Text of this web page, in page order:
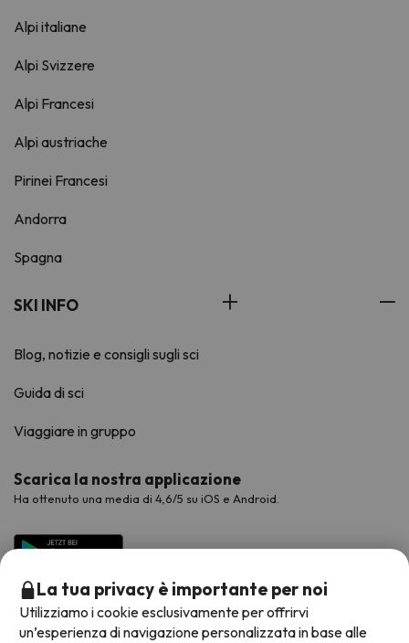
Alpi italiane
Alpi Svizzere
Alpi Francesi
Alpi austriache
Pirinei Francesi
Andorra
Spagna
SKI INFO
Blog, notizie e consigli sugli sci
Guida di sci
Viaggiare in gruppo
Scarica la nostra applicazione
Ha ottenuto una media di 4,6/5 su iOS e Android.
La tua privacy è importante per noi
Utilizziamo i cookie esclusivamente per offrirvi
un’esperienza di navigazione personalizzata in base alle